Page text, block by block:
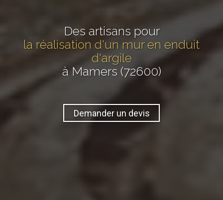
Des artisans pour
la réalisation d'un mur en enduit
d'argile
à Mamers (72600)
Demander un devis